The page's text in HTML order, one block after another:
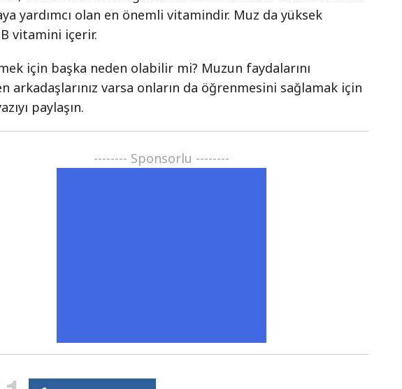
yardımcı olan en önemli vitamindir. Muz da yüksek
vitamini içerir.
için başka neden olabilir mi? Muzun faydalarını
arkadaşlarınız varsa onların da öğrenmesini sağlamak için
paylaşın.
-------- Sponsorlu --------